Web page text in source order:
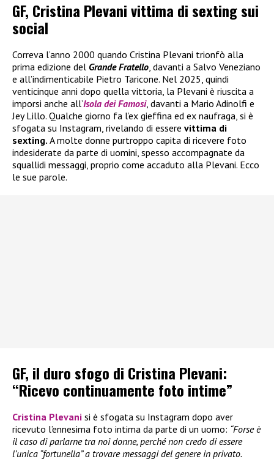
GF, Cristina Plevani vittima di sexting sui
social
Correva l’anno 2000 quando Cristina Plevani trionfò alla
prima edizione del Grande Fratello , davanti a Salvo Veneziano
e all’indimenticabile Pietro Taricone. Nel 2025, quindi
venticinque anni dopo quella vittoria, la Plevani è riuscita a
imporsi anche all’Isola dei Famosi, davanti a Mario Adinolfi e
Jey Lillo. Qualche giorno fa l’ex gieffina ed ex naufraga, si è
sfogata su Instagram, rivelando di essere vittima di
sexting. A molte donne purtroppo capita di ricevere foto
indesiderate da parte di uomini, spesso accompagnate da
squallidi messaggi, proprio come accaduto alla Plevani. Ecco
le sue parole.
GF, il duro sfogo di Cristina Plevani:
“Ricevo continuamente foto intime”
Cristina Plevani si è sfogata su Instagram dopo aver
ricevuto l’ennesima foto intima da parte di un uomo: “Forse è
il caso di parlarne tra noi donne, perché non credo di essere
l’unica “fortunella” a trovare messaggi del genere in privato.